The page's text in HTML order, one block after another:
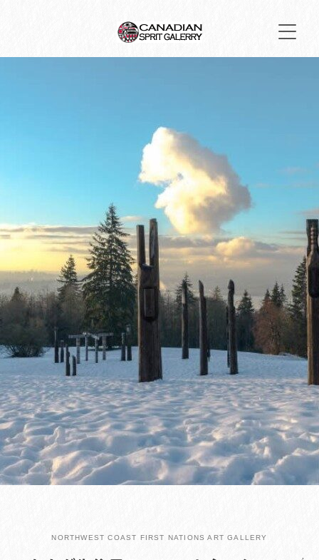
NORTHWEST COAST FIRST NATIONS ART GALLERY